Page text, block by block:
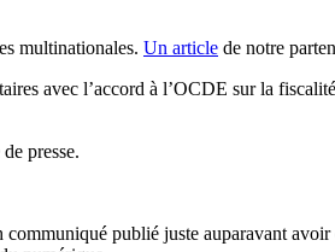
multinationales. Un article de notre
avec l’accord à l’OCDE sur la
presse.
publié juste auparavant